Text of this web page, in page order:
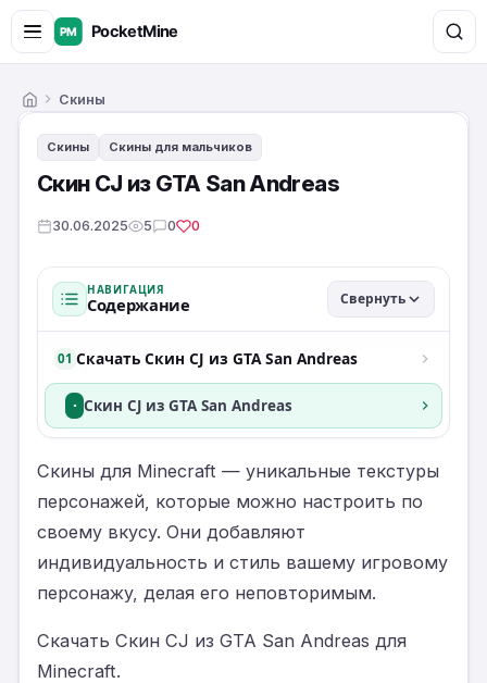
ГлавнаяСкины
Скины Скины для мальчиков
Скин CJ из GTA San Andreas
30.06.2025 5 0 0
НАВИГАЦИЯ
Содержание Свернуть
01 Скачать Скин CJ из GTA San Andreas
· Скин CJ из GTA San Andreas
Скины для Minecraft — уникальные текстуры
персонажей, которые можно настроить по
своему вкусу. Они добавляют
индивидуальность и стиль вашему игровому
персонажу, делая его неповторимым.
Скачать Скин CJ из GTA San Andreas для
Minecraft.